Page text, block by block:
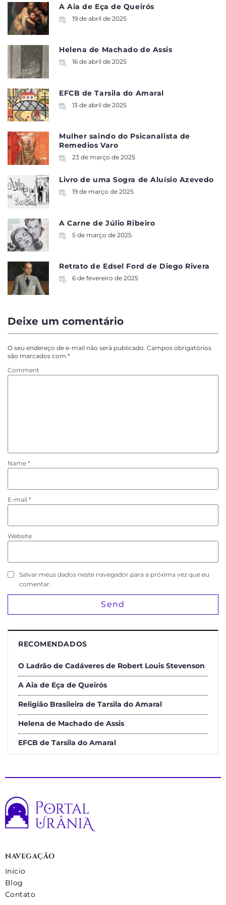
A Aia de Eça de Queirós
19 de abril de 2025
Helena de Machado de Assis
16 de abril de 2025
EFCB de Tarsila do Amaral
13 de abril de 2025
Mulher saindo do Psicanalista de
Remedios Varo
23 de março de 2025
Livro de uma Sogra de Aluísio Azevedo
19 de março de 2025
A Carne de Júlio Ribeiro
5 de março de 2025
Retrato de Edsel Ford de Diego Rivera
6 de fevereiro de 2025
Deixe um comentário
O seu endereço de e-mail não será publicado. Campos obrigatórios
são marcados com *
Comment
Name *
E-mail *
Website
Salvar meus dados neste navegador para a próxima vez que eu
comentar.
RECOMENDADOS
O Ladrão de Cadáveres de Robert Louis Stevenson
A Aia de Eça de Queirós
Religião Brasileira de Tarsila do Amaral
Helena de Machado de Assis
EFCB de Tarsila do Amaral
NAVEGAÇÃO
Início
Blog
Contato